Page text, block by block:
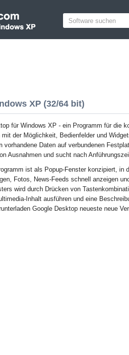
XP (32/64 bit)
für Windows XP - ein Programm für die
mit der Möglichkeit, Bedienfelder und
vorhandene Daten auf verbundenen
Ausnahmen und sucht nach
ist als Popup-Fenster konzipiert, in
Fotos, News-Feeds schnell anzeigen
wird durch Drücken von
Inhalt ausführen und eine
Google Desktop neueste neue